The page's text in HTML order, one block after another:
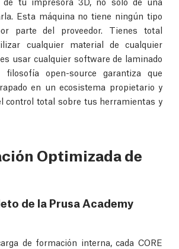
Esta máquina no tiene ningún tipo
parte del proveedor. Tienes total
cualquier material de cualquier
usar cualquier software de laminado
open-source garantiza que
en un ecosistema propietario y
control total sobre tus herramientas y
Optimizada de
de la Prusa Academy
de formación interna, cada CORE